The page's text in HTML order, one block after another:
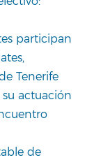
participan
Tenerife
actuación
de